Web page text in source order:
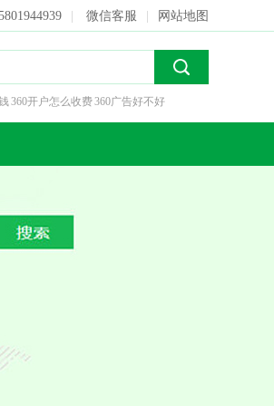
微信客服 网站地图
360开户怎么收费360广告好不好